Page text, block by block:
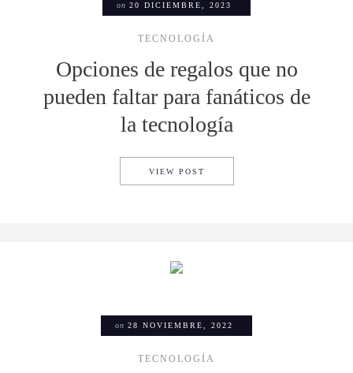
on 20 DICIEMBRE, 2023
TECNOLOGÍA
Opciones de regalos que no
pueden faltar para fanáticos de
la tecnología
VIEW POST
on 28 NOVIEMBRE, 2022
TECNOLOGÍA